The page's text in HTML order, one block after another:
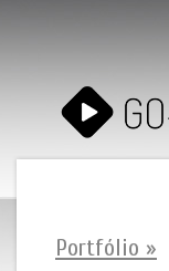
Portfólio »